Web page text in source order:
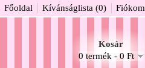
Kosár
0 termék - 0 Ft
Főoldal Kívánságlista (0) Fiókom